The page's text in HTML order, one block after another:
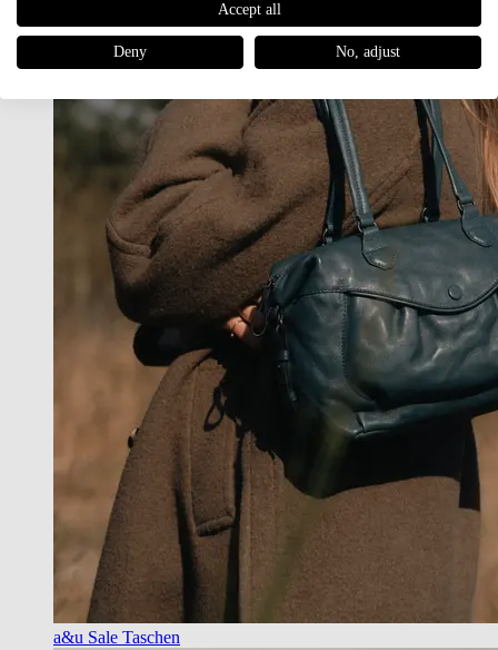
a&u Sale Taschen
Accept all
Deny No, adjust